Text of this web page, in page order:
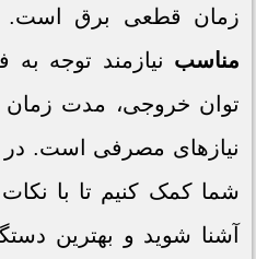
زمان قطعی برق است.
مناسب نیازمند توجه به
توان خروجی، مدت زمان
نیازهای مصرفی است. در
شما کمک کنیم تا با
آشنا شوید و بهترین